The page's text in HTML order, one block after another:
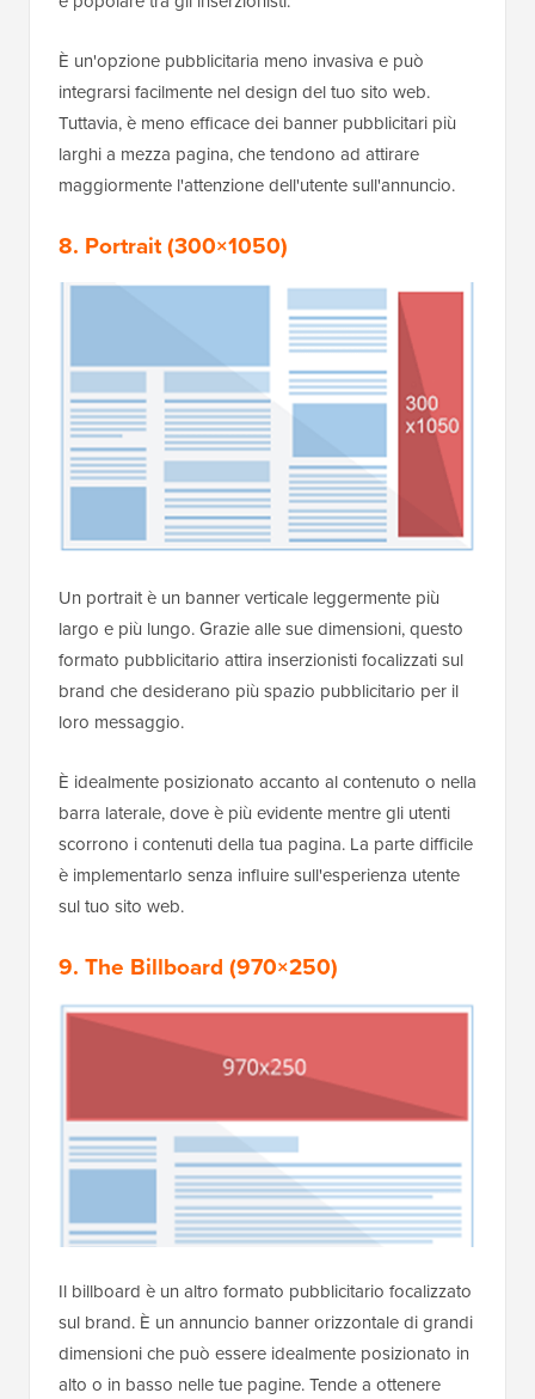
È un'opzione pubblicitaria meno invasiva e può
integrarsi facilmente nel design del tuo sito web.
Tuttavia, è meno efficace dei banner pubblicitari più
larghi a mezza pagina, che tendono ad attirare
maggiormente l'attenzione dell'utente sull'annuncio.
8. Portrait (300×1050)
Un portrait è un banner verticale leggermente più
largo e più lungo. Grazie alle sue dimensioni, questo
formato pubblicitario attira inserzionisti focalizzati sul
brand che desiderano più spazio pubblicitario per il
loro messaggio.
È idealmente posizionato accanto al contenuto o nella
barra laterale, dove è più evidente mentre gli utenti
scorrono i contenuti della tua pagina. La parte difficile
è implementarlo senza influire sull'esperienza utente
sul tuo sito web.
9. The Billboard (970×250)
Il billboard è un altro formato pubblicitario focalizzato
sul brand. È un annuncio banner orizzontale di grandi
dimensioni che può essere idealmente posizionato in
alto o in basso nelle tue pagine. Tende a ottenere